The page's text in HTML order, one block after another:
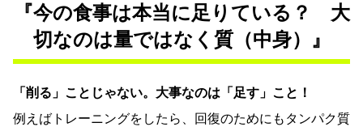
『今の食事は本当に足りている？ 大
切なのは量ではなく質（中身）』
「削る」ことじゃない。大事なのは「足す」こと！
例えばトレーニングをしたら、回復のためにもタンパク質